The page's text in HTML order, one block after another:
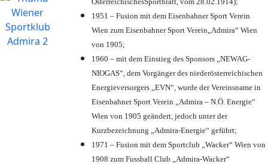
1951 – Fusion mit dem Eisenbahner Sport Verein
Wien zum Eisenbahner Sport Verein„Admira“ Wien
von 1905;
1960 – mit dem Einstieg des Sponsors „NEWAG-
NIOGAS“, dem Vorgänger des niederösterreichischen
Energieversorgers „EVN“, wurde der Vereinsname in
Eisenbahner Sport Verein „Admira – N.Ö. Energie“
Wien von 1905 geändert, jedoch unter der
Kurzbezeichnung „Admira-Energie“ geführt;
1971 – Fusion mit dem Sportclub „Wacker“ Wien von
1908 zum Fussball Club „Admira-Wacker“